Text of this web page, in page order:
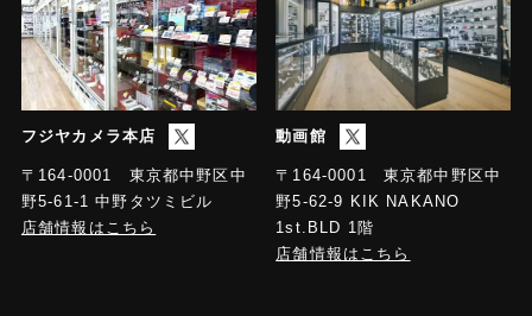
フジヤカメラ本店
〒164-0001 東京都中野区中
野5-61-1 中野タツミビル
店舗情報はこちら
動画館
〒164-0001 東京都中野区中
野5-62-9 KIK NAKANO
1st.BLD 1階
店舗情報はこちら